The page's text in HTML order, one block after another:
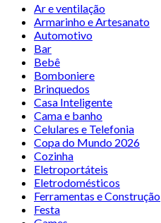
Ar e ventilação
Armarinho e Artesanato
Automotivo
Bar
Bebê
Bomboniere
Brinquedos
Casa Inteligente
Cama e banho
Celulares e Telefonia
Copa do Mundo 2026
Cozinha
Eletroportáteis
Eletrodomésticos
Ferramentas e Construção
Festa